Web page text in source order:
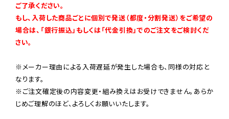
ご了承ください。
もし、入荷した商品ごとに個別で発送（都度・分割発送）をご希望の
場合は、「銀行振込」もしくは「代金引換」でのご注文をご検討くだ
さい。
※メーカー理由による入荷遅延が発生した場合も、同様の対応と
なります。
※ご注文確定後の内容変更・組み換えはお受けできません。あらか
じめご理解のほど、よろしくお願いいたします。